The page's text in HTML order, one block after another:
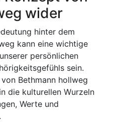
wider
hinter dem
kann eine wichtige
persönlichen
sein.
Bethmann hollweg
die kulturellen Wurzeln
Werte und